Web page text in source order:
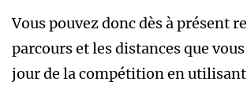
Vous pouvez donc dès à présent
parcours et les distances que
jour de la compétition en utilisant